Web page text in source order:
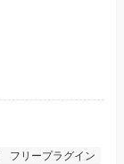
フリープラグイン